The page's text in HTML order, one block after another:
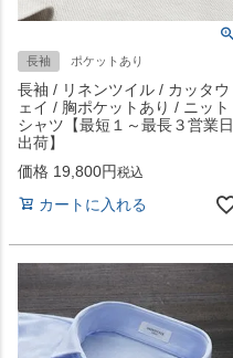
長袖 ポケットあり
長袖 / リネンツイル / カッタウ
ェイ / 胸ポケットあり / ニット
シャツ【最短１～最長３営業日
出荷】
価格 19,800 税込
カートに入れる